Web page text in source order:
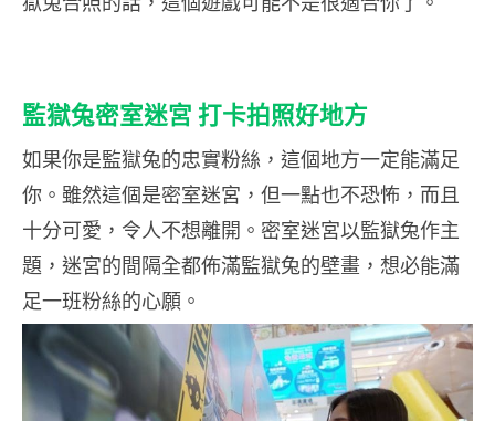
監獄兔密室迷宮 打卡拍照好地方
如果你是監獄兔的忠實粉絲，這個地方一定能滿足
你。雖然這個是密室迷宮，但一點也不恐怖，而且
十分可愛，令人不想離開。密室迷宮以監獄兔作主
題，迷宮的間隔全都佈滿監獄兔的壁畫，想必能滿
足一班粉絲的心願。